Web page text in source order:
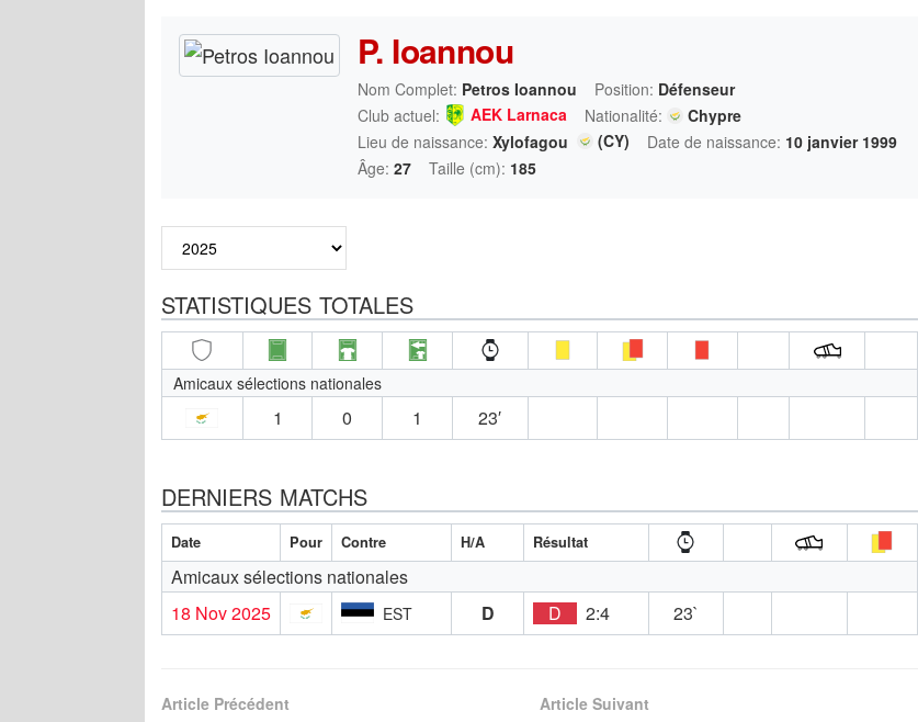
P. Ioannou
Nom Complet: Petros Ioannou Position: Défenseur
Club actuel:
AEK Larnaca Nationalité:
Chypre
Lieu de naissance: Xylofagou (CY) Date de naissance: 10 janvier 1999
Âge: 27 Taille (cm): 185
STATISTIQUES TOTALES
Amicaux sélections nationales
1 0 1 23′
DERNIERS MATCHS
Date Pour Contre H/A Résultat
Amicaux sélections nationales
18 Nov 2025
EST D D 2:4 23`
Article Précédent Article Suivant